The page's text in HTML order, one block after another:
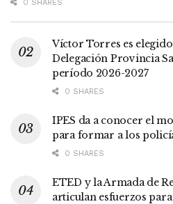
0 SHARES
Víctor Torres es
Delegación Provincia
período 2026-2027
0 SHARES
IPES da a conocer el
para formar a los
0 SHARES
ETED y la Armada de
articulan esfuerzos